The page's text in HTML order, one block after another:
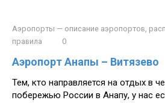
Аэропорты — описание аэропортов,
правила
0
Аэропорт Анапы – Витязево
Тем, кто направляется на отдых в
побережью России в Анапу, у нас